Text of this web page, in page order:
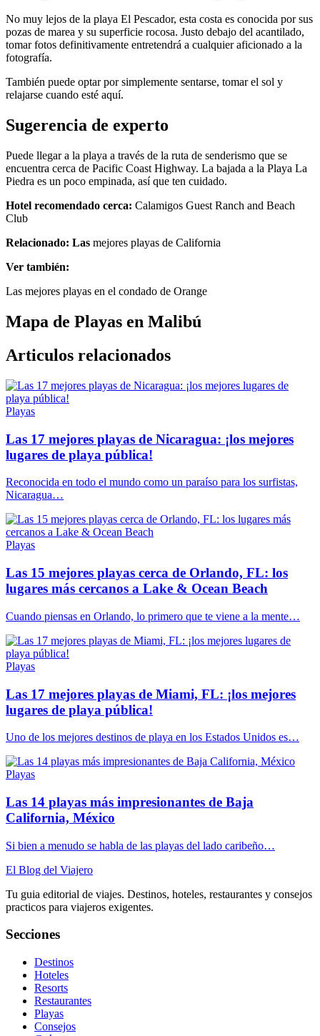
No muy lejos de la playa El Pescador, esta costa es conocida por sus
pozas de marea y su superficie rocosa. Justo debajo del acantilado,
tomar fotos definitivamente entretendrá a cualquier aficionado a la
fotografía.
También puede optar por simplemente sentarse, tomar el sol y
relajarse cuando esté aquí.
Sugerencia de experto
Puede llegar a la playa a través de la ruta de senderismo que se
encuentra cerca de Pacific Coast Highway. La bajada a la Playa La
Piedra es un poco empinada, así que ten cuidado.
Hotel recomendado cerca: Calamigos Guest Ranch and Beach
Club
Relacionado: Las mejores playas de California
Ver también:
Las mejores playas en el condado de Orange
Mapa de Playas en Malibú
Articulos relacionados
Playas
Las 17 mejores playas de Nicaragua: ¡los mejores
lugares de playa pública!
Reconocida en todo el mundo como un paraíso para los surfistas,
Nicaragua…
Playas
Las 15 mejores playas cerca de Orlando, FL: los
lugares más cercanos a Lake & Ocean Beach
Cuando piensas en Orlando, lo primero que te viene a la mente…
Playas
Las 17 mejores playas de Miami, FL: ¡los mejores
lugares de playa pública!
Uno de los mejores destinos de playa en los Estados Unidos es…
Playas
Las 14 playas más impresionantes de Baja
California, México
Si bien a menudo se habla de las playas del lado caribeño…
El Blog del Viajero
Tu guia editorial de viajes. Destinos, hoteles, restaurantes y consejos
practicos para viajeros exigentes.
Secciones
Destinos
Hoteles
Resorts
Restaurantes
Playas
Consejos